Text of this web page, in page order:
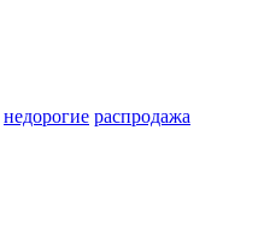
недорогие распродажа